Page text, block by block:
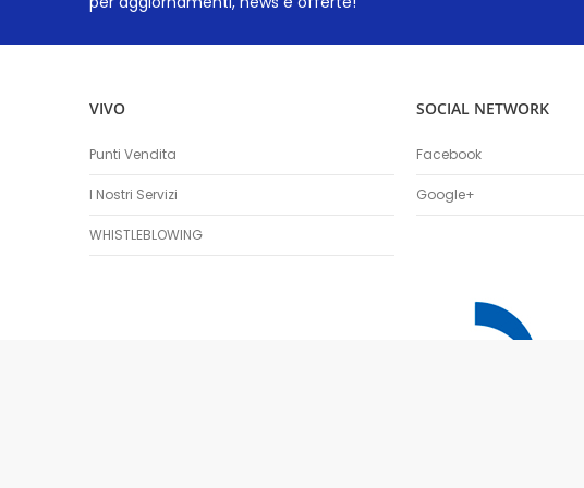
VIVO
Punti Vendita
I Nostri Servizi
WHISTLEBLOWING
SOCIAL NETWORK
Facebook
Google+